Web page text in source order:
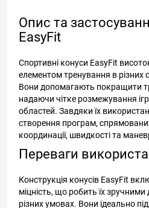
Опис та
EasyFit
Спортивні конуси EasyFit
елементом тренування в різних
Вони допомагають покращити
надаючи чітке розмежування
областей. Завдяки їх
створення програм,
координації, швидкості та
Переваги
Конструкція конусів EasyFit
міцність, що робить їх
різних умовах. Вони ідеально